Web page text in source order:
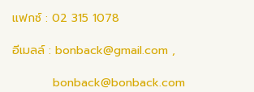
แฟกซ์ : 02 315 1078
อีเมลล์ : bonback@gmail.com ,
bonback@bonback.com